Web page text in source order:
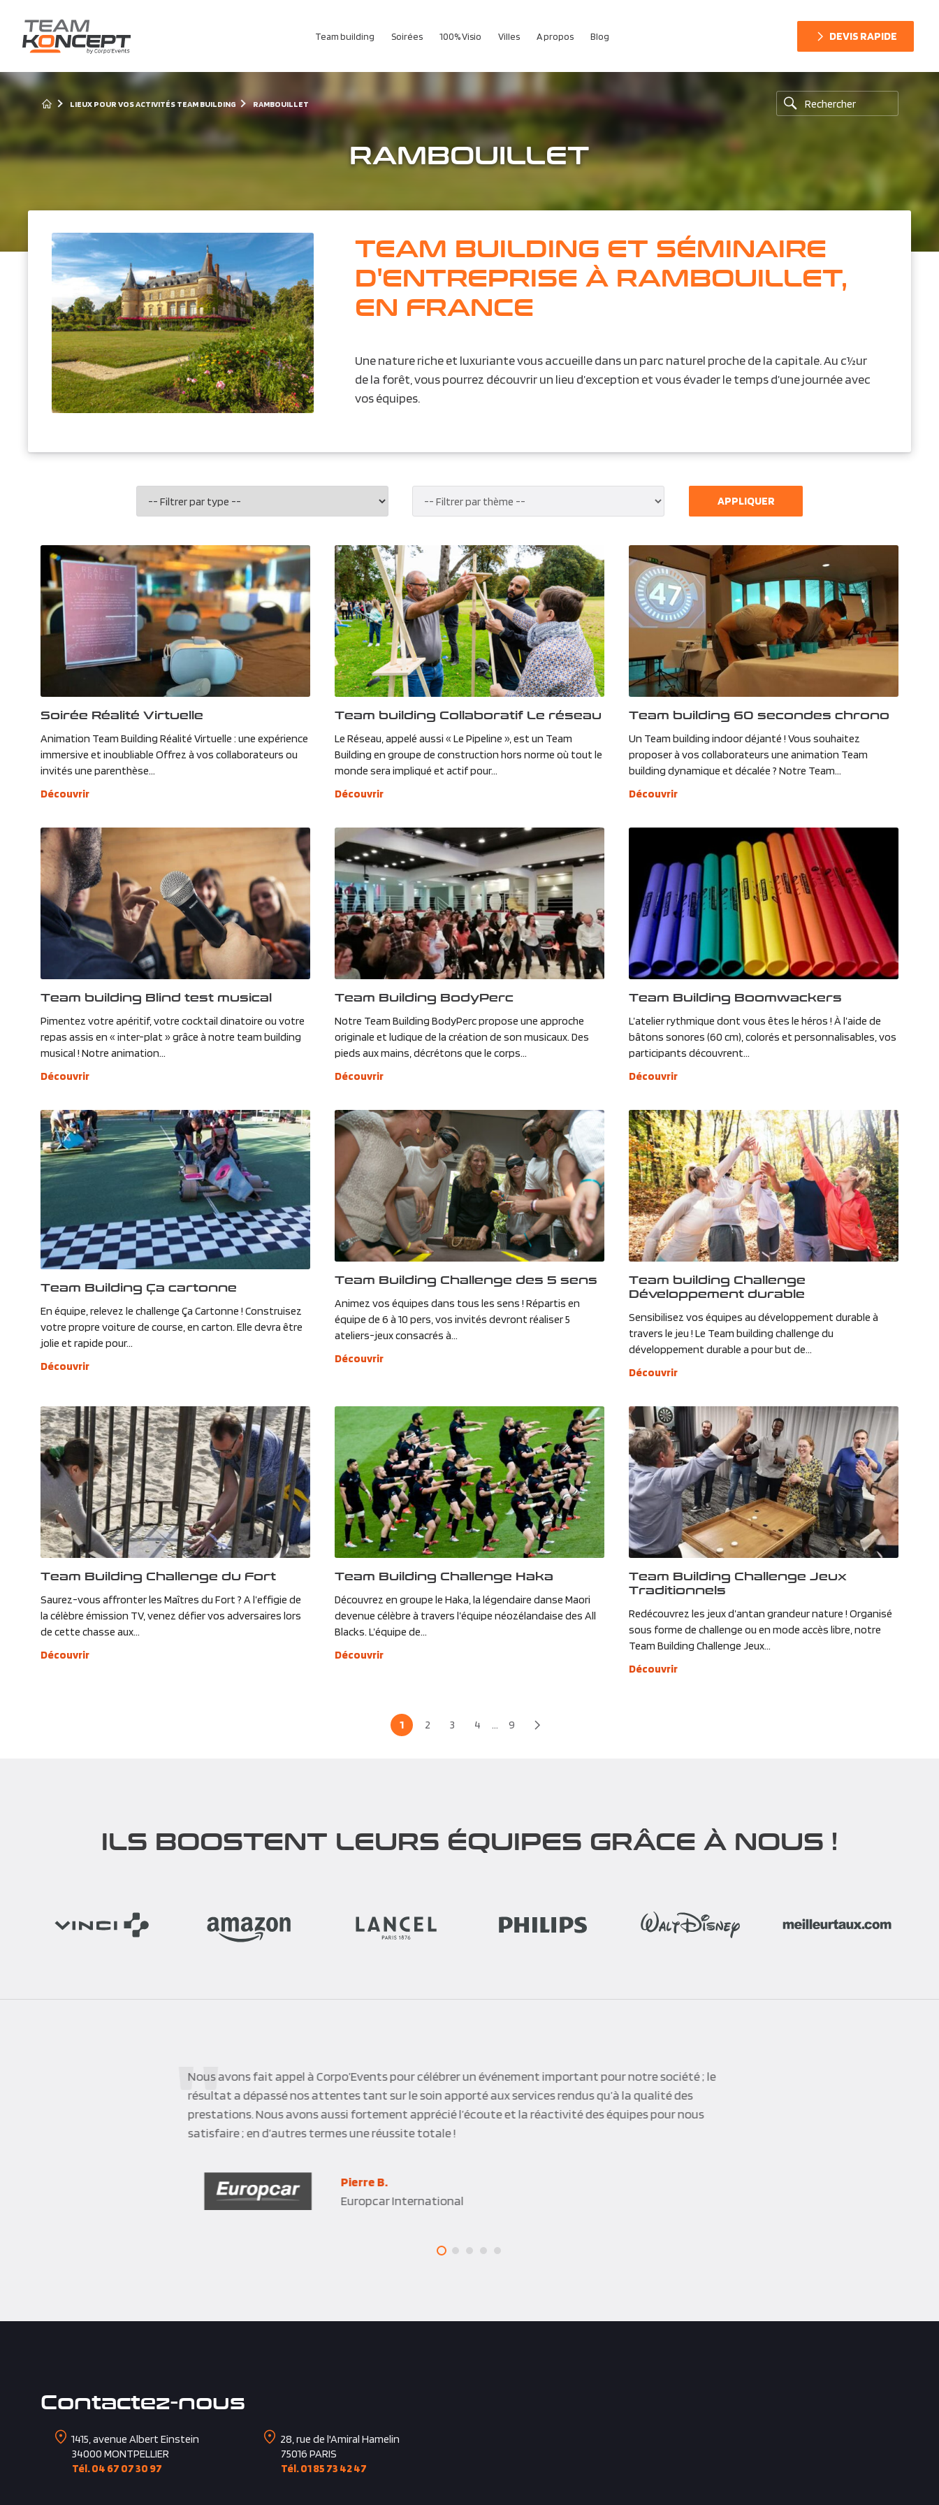
Team building Soirées 100% Visio Villes A propos Blog DEVIS RAPIDE
LIEUX POUR VOS ACTIVITÉS TEAM BUILDING RAMBOUILLET
RAMBOUILLET
TEAM BUILDING ET SÉMINAIRE
D'ENTREPRISE À RAMBOUILLET,
EN FRANCE
Une nature riche et luxuriante vous accueille dans un parc naturel proche de la capitale. Au c½ur
de la forêt, vous pourrez découvrir un lieu d’exception et vous évader le temps d’une journée avec
vos équipes.
APPLIQUER
Soirée Réalité Virtuelle
Animation Team Building Réalité Virtuelle : une expérience
immersive et inoubliable Offrez à vos collaborateurs ou
invités une parenthèse...
Découvrir
Team building Collaboratif Le réseau
Le Réseau, appelé aussi « Le Pipeline », est un Team
Building en groupe de construction hors norme où tout le
monde sera impliqué et actif pour...
Découvrir
Team building 60 secondes chrono
Un Team building indoor déjanté ! Vous souhaitez
proposer à vos collaborateurs une animation Team
building dynamique et décalée ? Notre Team...
Découvrir
Team building Blind test musical
Pimentez votre apéritif, votre cocktail dinatoire ou votre
repas assis en « inter-plat » grâce à notre team building
musical ! Notre animation...
Découvrir
Team Building BodyPerc
Notre Team Building BodyPerc propose une approche
originale et ludique de la création de son musicaux. Des
pieds aux mains, décrétons que le corps...
Découvrir
Team Building Boomwackers
L’atelier rythmique dont vous êtes le héros ! À l’aide de
bâtons sonores (60 cm), colorés et personnalisables, vos
participants découvrent...
Découvrir
Team Building Ça cartonne
En équipe, relevez le challenge Ça Cartonne ! Construisez
votre propre voiture de course, en carton. Elle devra être
jolie et rapide pour...
Découvrir
Team Building Challenge des 5 sens
Animez vos équipes dans tous les sens ! Répartis en
équipe de 6 à 10 pers, vos invités devront réaliser 5
ateliers-jeux consacrés à...
Découvrir
Team building Challenge
Développement durable
Sensibilisez vos équipes au développement durable à
travers le jeu ! Le Team building challenge du
développement durable a pour but de...
Découvrir
Team Building Challenge du Fort
Saurez-vous affronter les Maîtres du Fort ? A l’effigie de
la célèbre émission TV, venez défier vos adversaires lors
de cette chasse aux...
Découvrir
Team Building Challenge Haka
Découvrez en groupe le Haka, la légendaire danse Maori
devenue célèbre à travers l’équipe néozélandaise des All
Blacks. L’équipe de...
Découvrir
Team Building Challenge Jeux
Traditionnels
Redécouvrez les jeux d’antan grandeur nature ! Organisé
sous forme de challenge ou en mode accès libre, notre
Team Building Challenge Jeux...
Découvrir
1 2 3 4 ... 9
ILS BOOSTENT LEURS ÉQUIPES GRÂCE À NOUS !
Corpo Events a su nous apporter une réponse pertinente à nos attentes. Leur intervention a été précieuse
et a permis de convier 300 invités dans un cadre de grande qualité.
1415, avenue Albert Einstein
Tél. 04 67 07 30 97
Tél. 01 85 73 42 47